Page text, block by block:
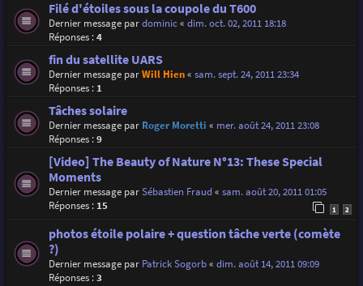
Filé d'étoiles sous la coupole du T600
Dernier message pardominic« dim. oct. 02, 2011 18:18
Réponses :4
fin du satellite UARS
Dernier message parWill Hien« sam. sept. 24, 2011 23:34
Réponses : 1
Tâches solaire
Dernier message par Roger Moretti « mer. août 24, 2011 23:08
Réponses :9
[Video] The Beauty of Nature N°13: These Special
Moments
Dernier message parSébastien Fraud« sam. août 20, 2011 01:05
Réponses : 15 1 2
photos étoile polaire + question tâche verte (comète
?)
Dernier message par Patrick Sogorb« dim. août 14, 2011 09:09
Réponses :3